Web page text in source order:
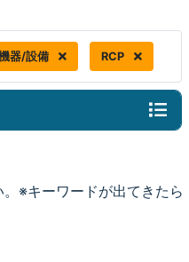
器/設備 RCP
※キーワードが出てきたら